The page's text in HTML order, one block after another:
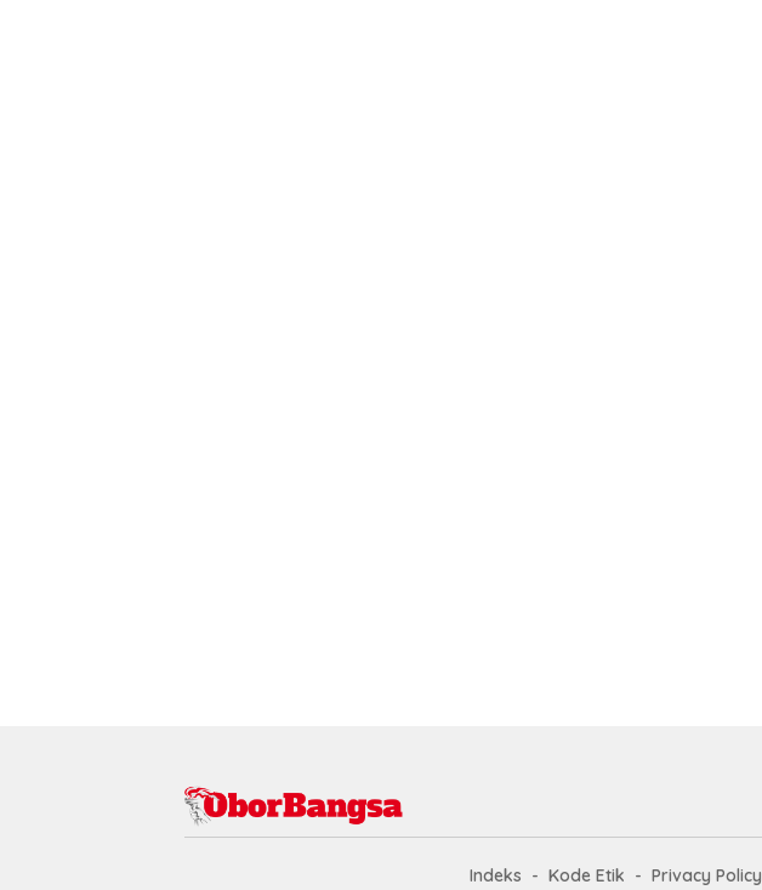
Indeks Kode Etik Privacy Policy